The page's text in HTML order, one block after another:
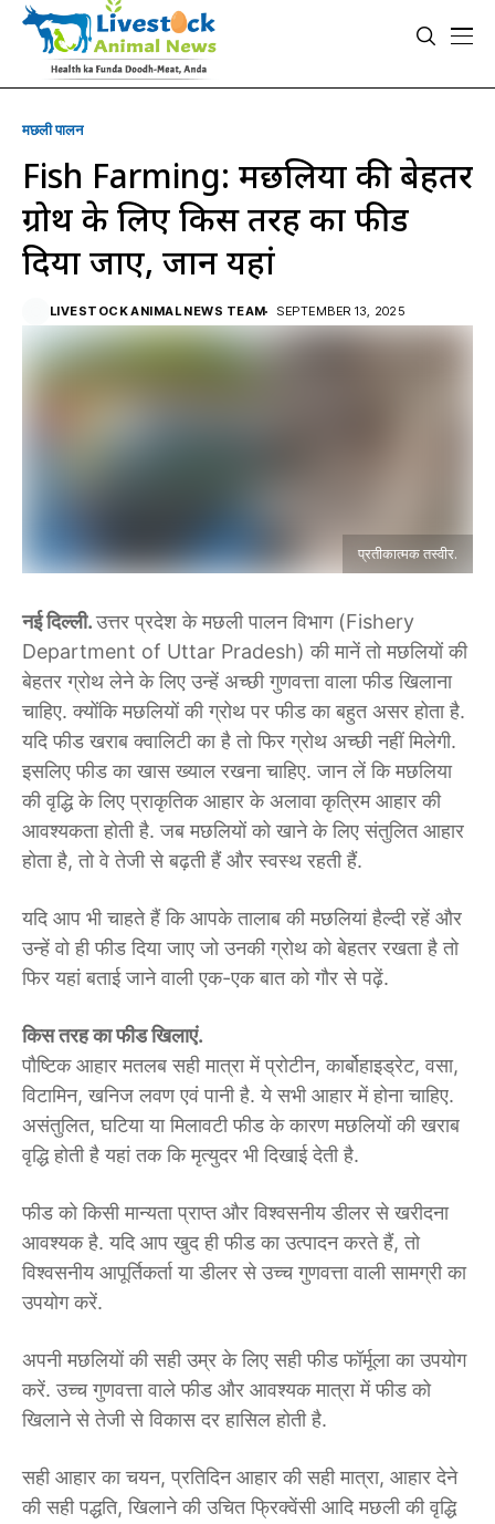
मछली पालन
Fish Farming: मछलियों की बेहतर
ग्रोथ के लिए किस तरह का फीड
दिया जाए, जानें यहां
LIVESTOCK ANIMAL NEWS TEAM SEPTEMBER 13, 2025
प्रतीकात्मक तस्वीर.
नई दिल्ली.उत्तर प्रदेश के मछली पालन विभाग (Fishery
Department of Uttar Pradesh) की मानें तो मछलियों की
बेहतर ग्रोथ लेने के लिए उन्हें अच्छी गुणवत्ता वाला फीड खिलाना
चाहिए. क्योंकि मछलियों की ग्रोथ पर फीड का बहुत असर होता है.
यदि फीड खराब क्वालिटी का है तो फिर ग्रोथ अच्छी नहीं मिलेगी.
इसलिए फीड का खास ख्याल रखना चाहिए. जान लें कि मछलिया
की वृद्धि के लिए प्राकृतिक आहार के अलावा कृत्रिम आहार की
आवश्यकता होती है. जब मछलियों को खाने के लिए संतुलित आहार
होता है, तो वे तेजी से बढ़ती हैं और स्वस्थ रहती हैं.
यदि आप भी चाहते हैं कि आपके तालाब की मछलियां हैल्दी रहें और
उन्हें वो ही फीड दिया जाए जो उनकी ग्रोथ को बेहतर रखता है तो
फिर यहां बताई जाने वाली एक-एक बात को गौर से पढ़ें.
किस तरह का फीड खिलाएं.
पौष्टिक आहार मतलब सही मात्रा में प्रोटीन, कार्बोहाइड्रेट, वसा,
विटामिन, खनिज लवण एवं पानी है. ये सभी आहार में होना चाहिए.
असंतुलित, घटिया या मिलावटी फीड के कारण मछलियों की खराब
वृद्धि होती है यहां तक कि मृत्युदर भी दिखाई देती है.
फीड को किसी मान्यता प्राप्त और विश्वसनीय डीलर से खरीदना
आवश्यक है. यदि आप खुद ही फीड का उत्पादन करते हैं, तो
विश्वसनीय आपूर्तिकर्ता या डीलर से उच्च गुणवत्ता वाली सामग्री का
उपयोग करें.
अपनी मछलियों की सही उम्र के लिए सही फीड फॉर्मूला का उपयोग
करें. उच्च गुणवत्ता वाले फीड और आवश्यक मात्रा में फीड को
खिलाने से तेजी से विकास दर हासिल होती है.
सही आहार का चयन, प्रतिदिन आहार की सही मात्रा, आहार देने
की सही पद्धति, खिलाने की उचित फ्रिक्वेंसी आदि मछली की वृद्धि